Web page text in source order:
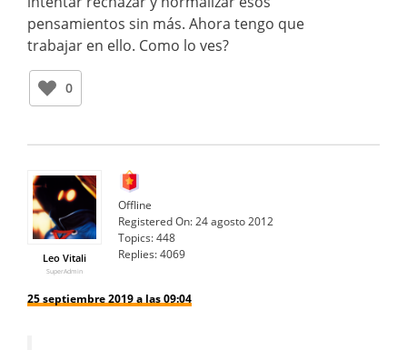
pensamientos sin más. Ahora tengo que
trabajar en ello. Como lo ves?
0
Leo Vitali
SuperAdmin
Offline
Registered On:24 agosto 2012
Topics:448
Replies:4069
25 septiembre 2019 a las 09:04